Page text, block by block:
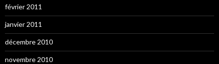
février 2011
janvier 2011
décembre 2010
novembre 2010